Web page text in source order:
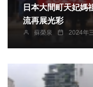
日本大間町天妃
流再展光彩
蘇榮泉 2024年